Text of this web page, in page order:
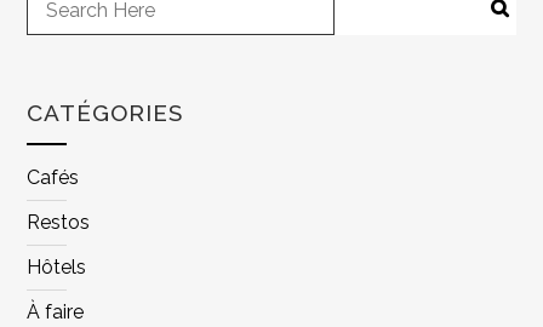
CATÉGORIES
Cafés
Restos
Hôtels
À faire